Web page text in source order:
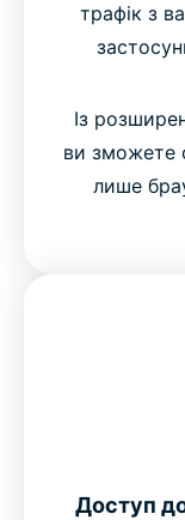
трафік з
Із
ви зможете
лише
Доступ